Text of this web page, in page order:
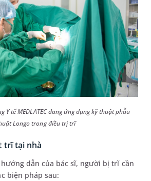
Y tế MEDLATEC đang ứng dụng kỹ thuật phẫu
Longo trong điều trị trĩ
trĩ tại nhà
dẫn của bác sĩ, người bị trĩ cần
biện pháp sau: